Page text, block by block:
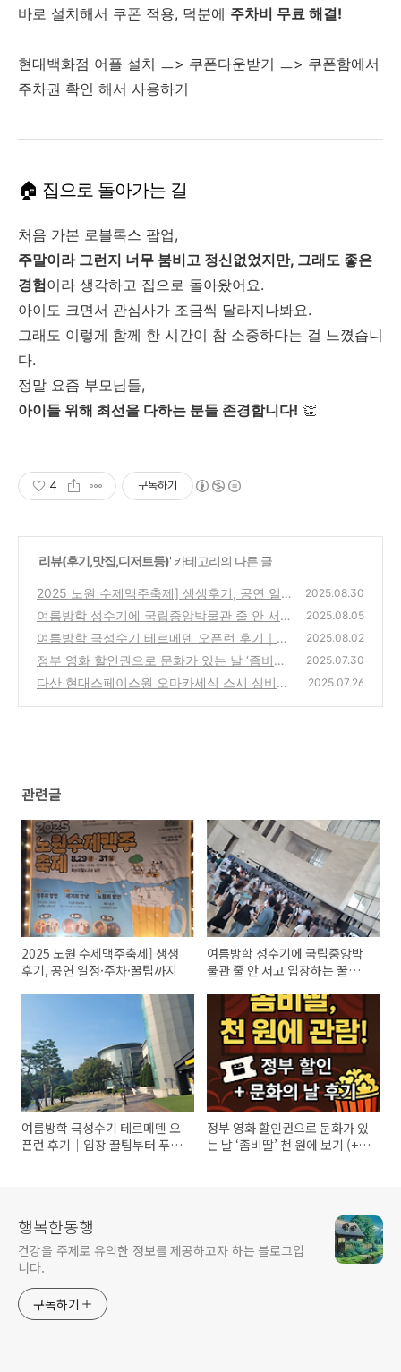
바로 설치해서 쿠폰 적용, 덕분에 주차비 무료 해결!
현대백화점 어플 설치 ㅡ> 쿠폰다운받기 ㅡ> 쿠폰함에서
주차권 확인 해서 사용하기
🏠 집으로 돌아가는 길
처음 가본 로블록스 팝업,
주말이라 그런지 너무 붐비고 정신없었지만, 그래도 좋은
경험이라 생각하고 집으로 돌아왔어요.
아이도 크면서 관심사가 조금씩 달라지나봐요.
그래도 이렇게 함께 한 시간이 참 소중하다는 걸 느꼈습니
다.
정말 요즘 부모님들,
아이들 위해 최선을 다하는 분들 존경합니다! 👏
4 구독하기
'리뷰(후기,맛집,디저트등)' 카테고리의 다른 글
2025 노원 수제맥주축제] 생생후기, 공연 일
정·주차·꿀팁까지
(4)
2025.08.30
여름방학 성수기에 국립중앙박물관 줄 안 서고
입장하는 꿀팁 및 후기
(5)
2025.08.05
여름방학 극성수기 테르메덴 오픈런 후기｜입
장 꿀팁부터 푸드코트까지
(8)
2025.08.02
정부 영화 할인권으로 문화가 있는 날 ‘좀비딸’
천 원에 보기 (+무대인사 일정)
(2)
2025.07.30
다산 현대스페이스원 오마카세식 스시 심비디
2025.07.26
관련글
2025 노원 수제맥주축제] 생생
후기, 공연 일정·주차·꿀팁까지
여름방학 성수기에 국립중앙박
물관 줄 안 서고 입장하는 꿀팁
여름방학 극성수기 테르메덴 오
픈런 후기｜입장 꿀팁부터 푸드
정부 영화 할인권으로 문화가 있
는 날 ‘좀비딸’ 천 원에 보기 (+무
행복한동행
건강을 주제로 유익한 정보를 제공하고자 하는 블로그입
니다.
구독하기